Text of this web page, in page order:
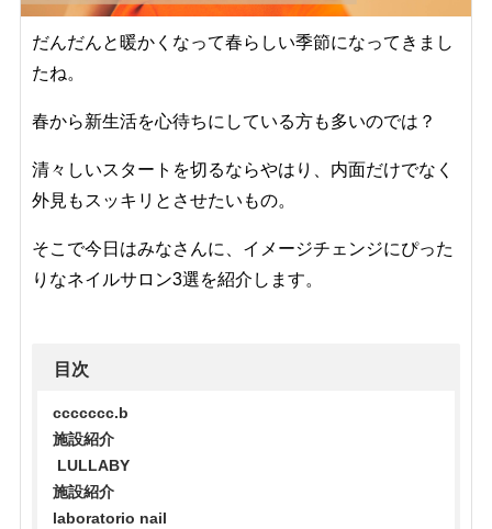
だんだんと暖かくなって春らしい季節になってきまし
たね。
春から新生活を心待ちにしている方も多いのでは？
清々しいスタートを切るならやはり、内面だけでなく
外見もスッキリとさせたいもの。
そこで今日はみなさんに、イメージチェンジにぴった
りなネイルサロン3選を紹介します。
目次
ccccccc.b
施設紹介
LULLABY
施設紹介
laboratorio nail